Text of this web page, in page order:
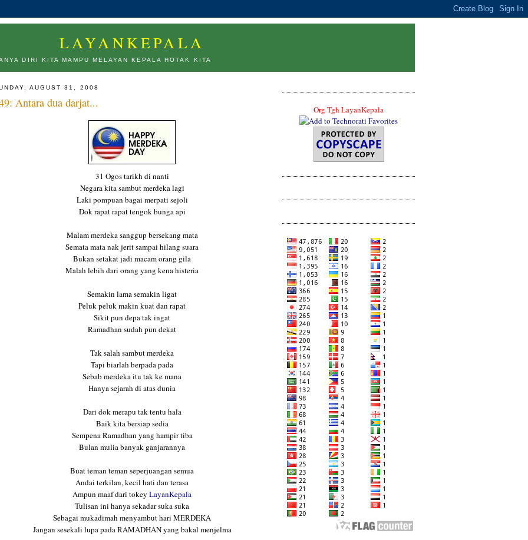
LAYANKEPALA
DIRI KITA MAMPU MELAYAN KEPALA HOTAK KITA
AUGUST 31, 2008
Antara dua darjat...
31 Ogos tarikh di nanti
Negara kita sambut merdeka lagi
Laki pompuan bagai merpati sejoli
Dok rapat rapat tengok bunga api
Malam merdeka sanggup bersekang mata
Semata mata nak jerit sampai hilang suara
Bukan setakat jadi macam orang gila
Malah lebih dari orang yang kena histeria
Semakin lama semakin ligat
Peluk peluk makin kuat dan rapat
Sikit pun depa tak ingat
Ramadhan sudah pun dekat
Tak salah sambut merdeka
Tapi biarlah berpada pada
Sebab merdeka itu tak ke mana
Hanya sejarah di atas dunia
Dari dok merapu tak tentu hala
Baik kita bersiap sedia
Sempena Ramadhan yang hampir tiba
Bulan mulia banyak ganjarannya
Buat teman teman seperjuangan semua
Andai terkilan, kecil hati dan terasa
Ampun maaf dari tokey LayanKepala
Tulisan ini hanya sekadar suka suka
Sebagai mukadimah menyambut hari MERDEKA
Jangan sesekali lupa pada RAMADHAN yang bakal menjelma
Org Tgh LayanKepala